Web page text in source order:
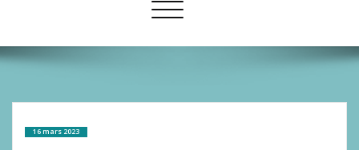
Afficher/masquer
la
16 mars 2023